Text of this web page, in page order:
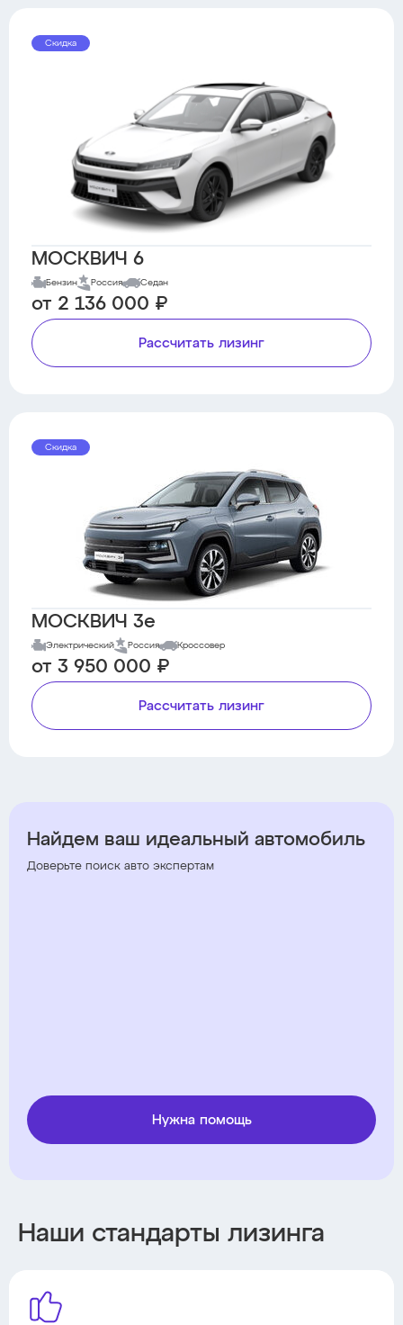
Скидка
МОСКВИЧ 6
Бензин Россия Седан
от 2 136 000 ₽
Рассчитать лизинг
Скидка
МОСКВИЧ 3е
Электрический Россия Кроссовер
от 3 950 000 ₽
Рассчитать лизинг
Найдем ваш идеальный автомобиль
Доверьте поиск авто экспертам
Нужна помощь
Наши стандарты лизинга